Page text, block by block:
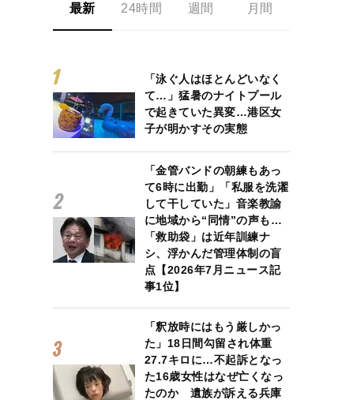
最新 24時間 週間 月間
「泳ぐ人はほとんどいなく
て…」猛暑のナイトプール
で起きていた異変…港区女
子が明かすその実態
「金管バンドの朝練もあっ
て6時に出勤」「私服を洗濯
して干していた」音楽教諭
に地域から“同情”の声も…
「救助袋」は近年訓練ナ
シ、浮かんだ管理体制の盲
点【2026年7月ニュース記
事1位】
「釈放時にはもう厳しかっ
た」18日間勾留され体重
27.7キロに…不起訴となっ
た16歳女性はなぜ亡くなっ
たのか 遺族が訴える兵庫